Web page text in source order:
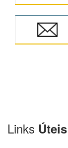
Links Úteis